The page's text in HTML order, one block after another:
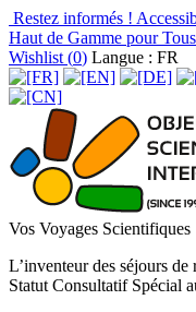
Restez informés !
Haut de Gamme pour
Wishlist (0) Langue : FR
Vos Voyages Scientifiques
L’inventeur des séjours
Statut Consultatif Spécial